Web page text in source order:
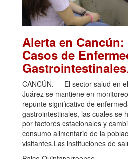
Alerta en Cancún:
Casos de
Gastrointestinales
CANCÚN. — El sector salud en
Juárez se mantiene en
repunte significativo de
gastrointestinales, las cuales se
por factores estacionales y
consumo alimentario de la
visitantes.Las instituciones de